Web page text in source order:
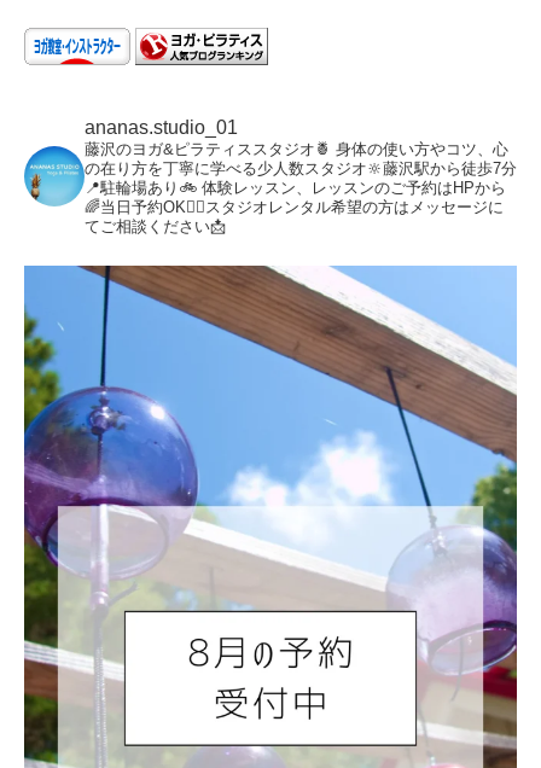
ananas.studio_01
藤沢のヨガ&ピラティススタジオ🍍 身体の使い方やコツ、心
の在り方を丁寧に学べる少人数スタジオ🔆藤沢駅から徒歩7分
📍駐輪場あり🚲 体験レッスン、レッスンのご予約はHPから
🌈当日予約OK🙆‍♀️スタジオレンタル希望の方はメッセージに
てご相談ください📩